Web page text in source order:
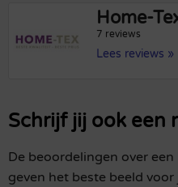
Home-
7 reviews
Lees reviews »
Schrijf jij ook een
De beoordelingen over
geven het beste beeld